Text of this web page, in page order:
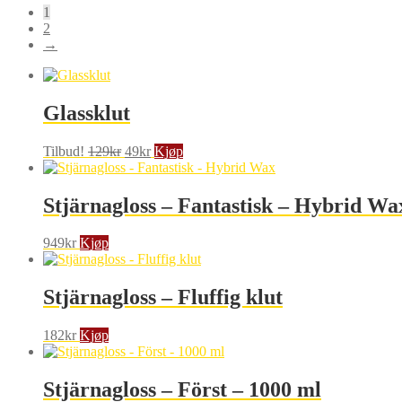
1
2
→
Glassklut
Tilbud! 129kr Opprinnelig
pris
129kr.
49krNåværende
pris
49kr.
Kjøp
Stjärnagloss – Fantastisk – Hybrid
949kr Kjøp
Stjärnagloss – Fluffig klut
182kr Kjøp
Stjärnagloss – Först – 1000 ml